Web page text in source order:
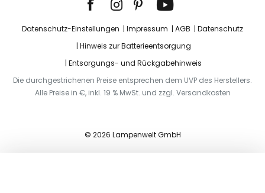
Datenschutz-Einstellungen Impressum AGB
Datenschutz
Hinweis zur Batterieentsorgung
Entsorgungs- und Rückgabehinweis
Die durchgestrichenen Preise entsprechen dem UVP des Herstellers.
Alle Preise in €, inkl. 19 % MwSt. und zzgl. Versandkosten
© 2026 Lampenwelt GmbH